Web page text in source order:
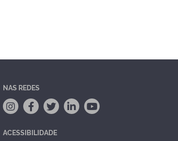
NAS REDES
ACESSIBILIDADE